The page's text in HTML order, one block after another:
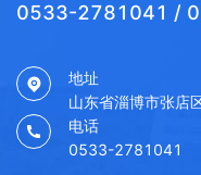
0533-2781041 /
地址
山东省淄博市张店
电话
0533-2781041